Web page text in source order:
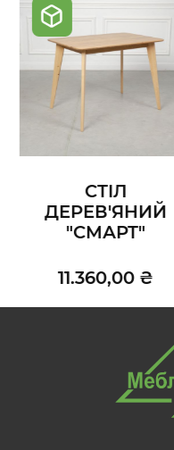
СТІЛ
ДЕРЕВ'ЯНИЙ
"СМАРТ"
11.360,00 ₴